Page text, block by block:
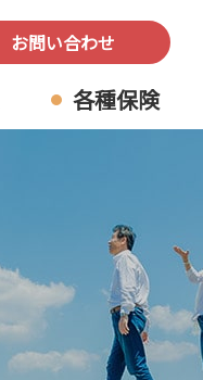
お問い合わせ
各種保険